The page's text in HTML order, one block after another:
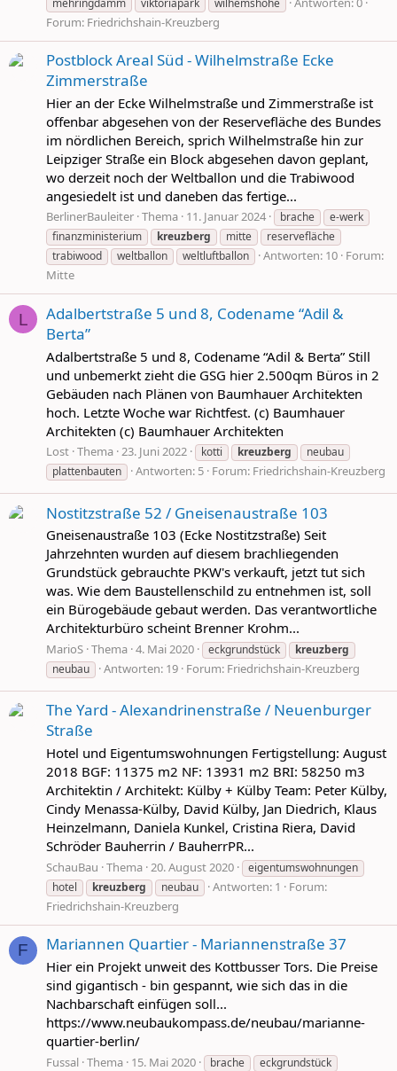
Forum: Friedrichshain-Kreuzberg
Postblock Areal Süd - Wilhelmstraße Ecke
Zimmerstraße
Hier an der Ecke Wilhelmstraße und Zimmerstraße ist
offenbar abgesehen von der Reservefläche des Bundes
im nördlichen Bereich, sprich Wilhelmstraße hin zur
Leipziger Straße ein Block abgesehen davon geplant,
wo derzeit noch der Weltballon und die Trabiwood
angesiedelt ist und daneben das fertige...
BerlinerBauleiter Thema 11. Januar 2024 brache
e-werk
finanzministerium
kreuzberg mitte
reservefläche
trabiwood
weltballon weltluftballon Antworten: 10 Forum:
Mitte
L
Adalbertstraße 5 und 8, Codename “Adil &
Berta”
Adalbertstraße 5 und 8, Codename “Adil & Berta” Still
und unbemerkt zieht die GSG hier 2.500qm Büros in 2
Gebäuden nach Plänen von Baumhauer Architekten
hoch. Letzte Woche war Richtfest. (c) Baumhauer
Architekten (c) Baumhauer Architekten
Lost Thema 23. Juni 2022 kotti kreuzberg
neubau
plattenbauten
Antworten: 5 Forum: Friedrichshain-Kreuzberg
Nostitzstraße 52 / Gneisenaustraße 103
Gneisenaustraße 103 (Ecke Nostitzstraße) Seit
Jahrzehnten wurden auf diesem brachliegenden
Grundstück gebrauchte PKW's verkauft, jetzt tut sich
was. Wie dem Baustellenschild zu entnehmen ist, soll
ein Bürogebäude gebaut werden. Das verantwortliche
Architekturbüro scheint Brenner Krohm...
MarioS Thema 4. Mai 2020 eckgrundstück
kreuzberg
neubau
Antworten: 19 Forum: Friedrichshain-Kreuzberg
The Yard - Alexandrinenstraße / Neuenburger
Straße
Hotel und Eigentumswohnungen Fertigstellung: August
2018 BGF: 11375 m2 NF: 13931 m2 BRI: 58250 m3
Architektin / Architekt: Külby + Külby Team: Peter Külby,
Cindy Menassa-Külby, David Külby, Jan Diedrich, Klaus
Heinzelmann, Daniela Kunkel, Cristina Riera, David
Schröder Bauherrin / BauherrPR...
SchauBau Thema 20. August 2020
eigentumswohnungen
hotel
kreuzberg neubau Antworten: 1
Forum:
Friedrichshain-Kreuzberg
F Mariannen Quartier - Mariannenstraße 37
Hier ein Projekt unweit des Kottbusser Tors. Die Preise
sind gigantisch - bin gespannt, wie sich das in die
Nachbarschaft einfügen soll...
https://www.neubaukompass.de/neubau/marianne-
quartier-berlin/
Fussal Thema 15. Mai 2020 brache eckgrundstück